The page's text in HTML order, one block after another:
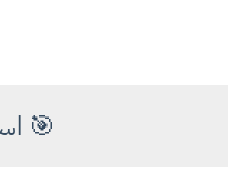
🎯